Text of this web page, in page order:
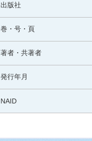
出版社
巻・号・頁
著者・共著者
発行年月
NAID